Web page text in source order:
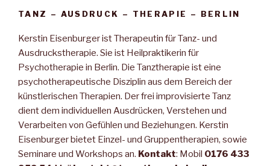
TANZ – AUSDRUCK – THERAPIE – BERLIN
Kerstin Eisenburger ist Therapeutin für Tanz- und
Ausdruckstherapie. Sie ist Heilpraktikerin für
Psychotherapie in Berlin. Die Tanztherapie ist eine
psychotherapeutische Disziplin aus dem Bereich der
künstlerischen Therapien. Der frei improvisierte Tanz
dient dem individuellen Ausdrücken, Verstehen und
Verarbeiten von Gefühlen und Beziehungen. Kerstin
Eisenburger bietet Einzel- und Gruppentherapien, sowie
Seminare und Workshops an. Kontakt: Mobil 0176 433